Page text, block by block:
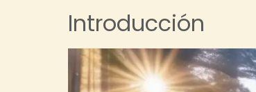
Introducción